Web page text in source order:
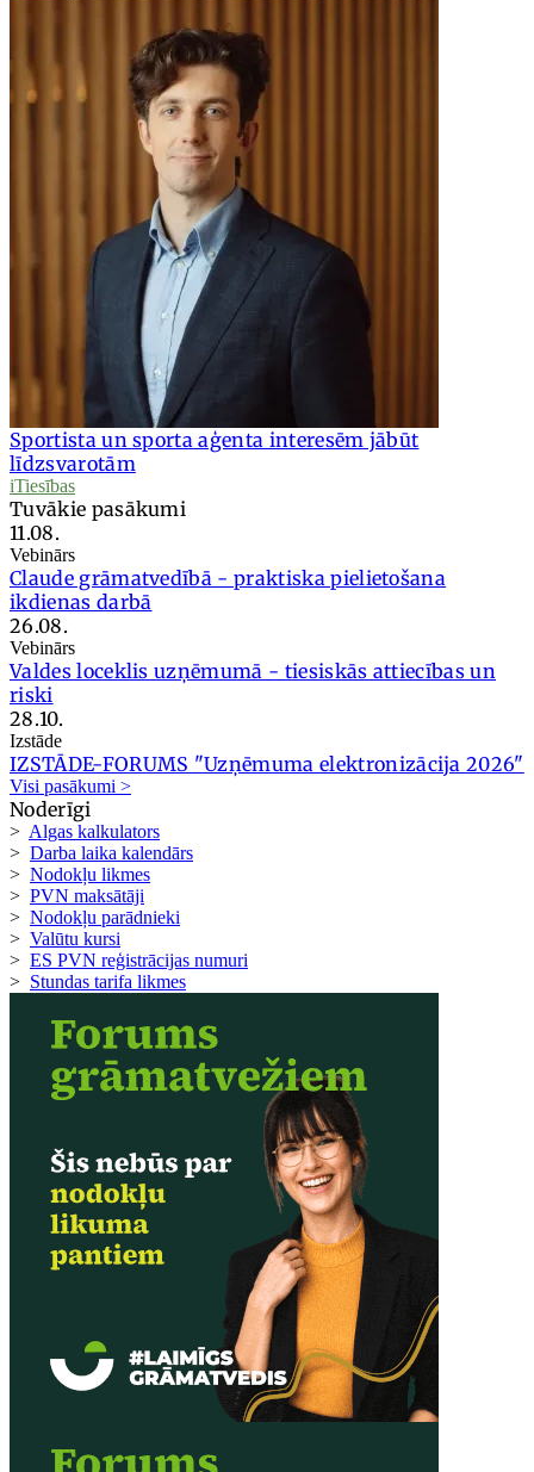
Sportista un sporta aģenta interesēm jābūt
līdzsvarotām
iTiesības
Tuvākie pasākumi
11.08.
Vebinārs
Claude grāmatvedībā - praktiska pielietošana
ikdienas darbā
26.08.
Vebinārs
Valdes loceklis uzņēmumā - tiesiskās attiecības un
riski
28.10.
Izstāde
IZSTĀDE-FORUMS "Uzņēmuma elektronizācija 2026"
Visi pasākumi >
Noderīgi
> Algas kalkulators
> Darba laika kalendārs
> Nodokļu likmes
> PVN maksātāji
> Nodokļu parādnieki
> Valūtu kursi
> ES PVN reģistrācijas numuri
> Stundas tarifa likmes